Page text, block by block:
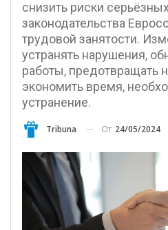
снизить риски
законодательства
трудовой занятости.
устранять нарушения,
работы, предотвращать
экономить время,
устранение.
Tribuna От 24/05/2024